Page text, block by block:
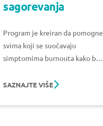
sagorevanja
Program je kreiran da pomogne
svima koji se suočavaju
simptomima burnouta kako bi
izazovima.
SAZNAJTE VIŠE